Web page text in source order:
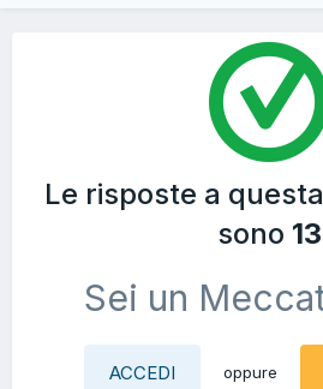
Le risposte a
sono 13
Sei un
ACCEDI oppure